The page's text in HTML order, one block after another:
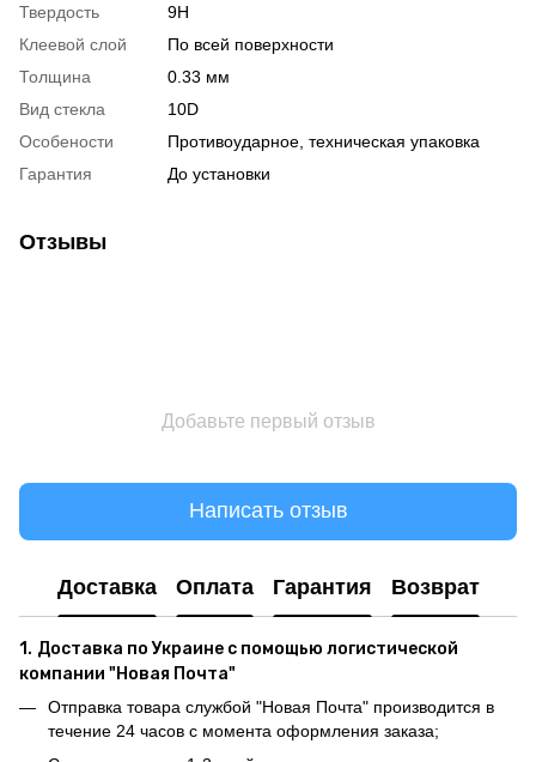
Твердость
9Н
Клеевой слой
По всей поверхности
Толщина
0.33 мм
Вид стекла
10D
Особености
Противоударное, техническая упаковка
Гарантия
До установки
Отзывы
Добавьте первый отзыв
Написать отзыв
Доставка Оплата Гарантия Возврат
1. Доставка по Украине с помощью логистической
компании "Новая Почта"
Отправка товара службой "Новая Почта" производится в
течение 24 часов с момента оформления заказа;